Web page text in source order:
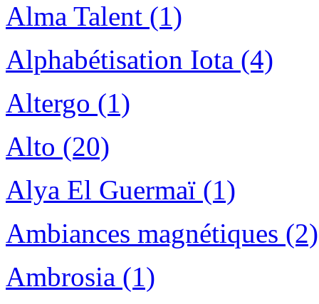
Alma Talent (1)
Alphabétisation Iota (4)
Altergo (1)
Alto (20)
Alya El Guermaï (1)
Ambiances magnétiques (2)
Ambrosia (1)